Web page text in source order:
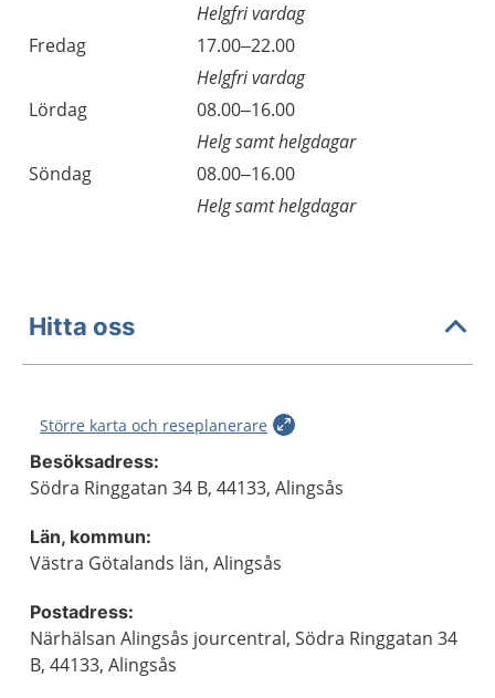
Helgfri vardag
Fredag
17.00–22.00
Helgfri vardag
Lördag
08.00–16.00
Helg samt helgdagar
Söndag
08.00–16.00
Helg samt helgdagar
Hitta oss
Större karta och reseplanerare
Besöksadress:
Södra Ringgatan 34 B, 44133, Alingsås
Län, kommun:
Västra Götalands län, Alingsås
Postadress:
Närhälsan Alingsås jourcentral, Södra Ringgatan 34
B, 44133, Alingsås